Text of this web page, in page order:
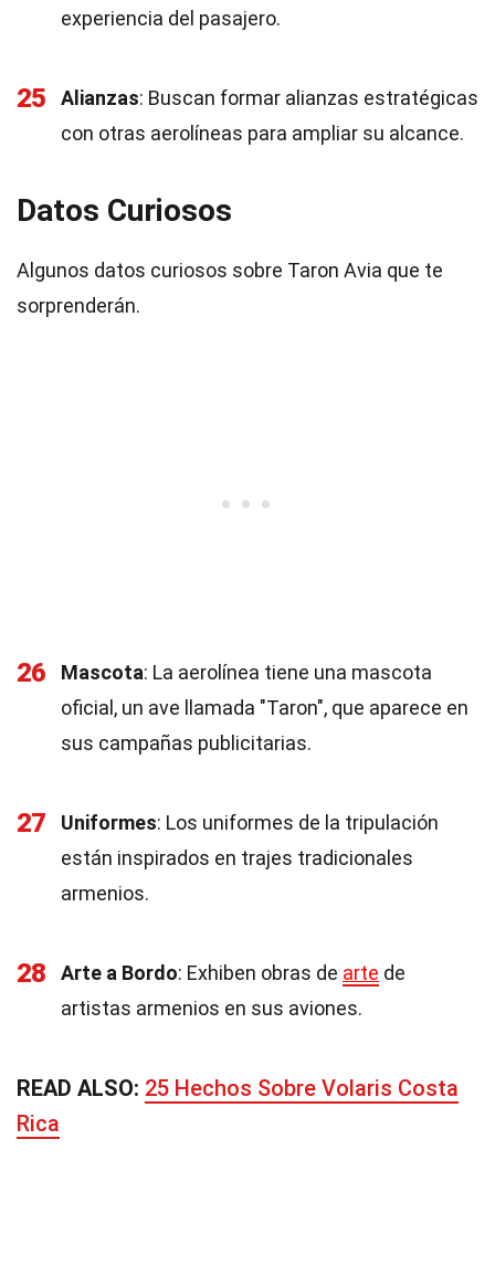
experiencia del pasajero.
25 Alianzas: Buscan formar alianzas estratégicas
con otras aerolíneas para ampliar su alcance.
Datos Curiosos
Algunos datos curiosos sobre Taron Avia que te
sorprenderán.
26 Mascota: La aerolínea tiene una mascota
oficial, un ave llamada "Taron", que aparece en
sus campañas publicitarias.
27 Uniformes: Los uniformes de la tripulación
están inspirados en trajes tradicionales
armenios.
28 Arte a Bordo: Exhiben obras de arte de
artistas armenios en sus aviones.
READ ALSO: 25 Hechos Sobre Volaris Costa
Rica